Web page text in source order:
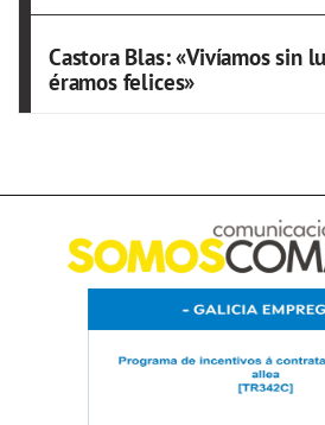
Castora Blas: «Vivíamos sin
éramos felices»